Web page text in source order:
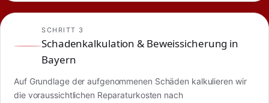
SCHRITT 3
Schadenkalkulation & Beweissicherung in
Bayern
Auf Grundlage der aufgenommenen Schäden kalkulieren wir
die voraussichtlichen Reparaturkosten nach